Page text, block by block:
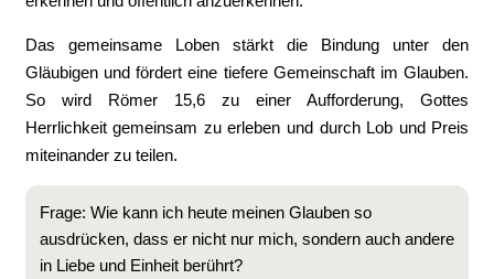
Das gemeinsame Loben stärkt die Bindung unter den
Gläubigen und fördert eine tiefere Gemeinschaft im Glauben.
So wird Römer 15,6 zu einer Aufforderung, Gottes
Herrlichkeit gemeinsam zu erleben und durch Lob und Preis
miteinander zu teilen.
Frage: Wie kann ich heute meinen Glauben so
ausdrücken, dass er nicht nur mich, sondern auch andere
in Liebe und Einheit berührt?